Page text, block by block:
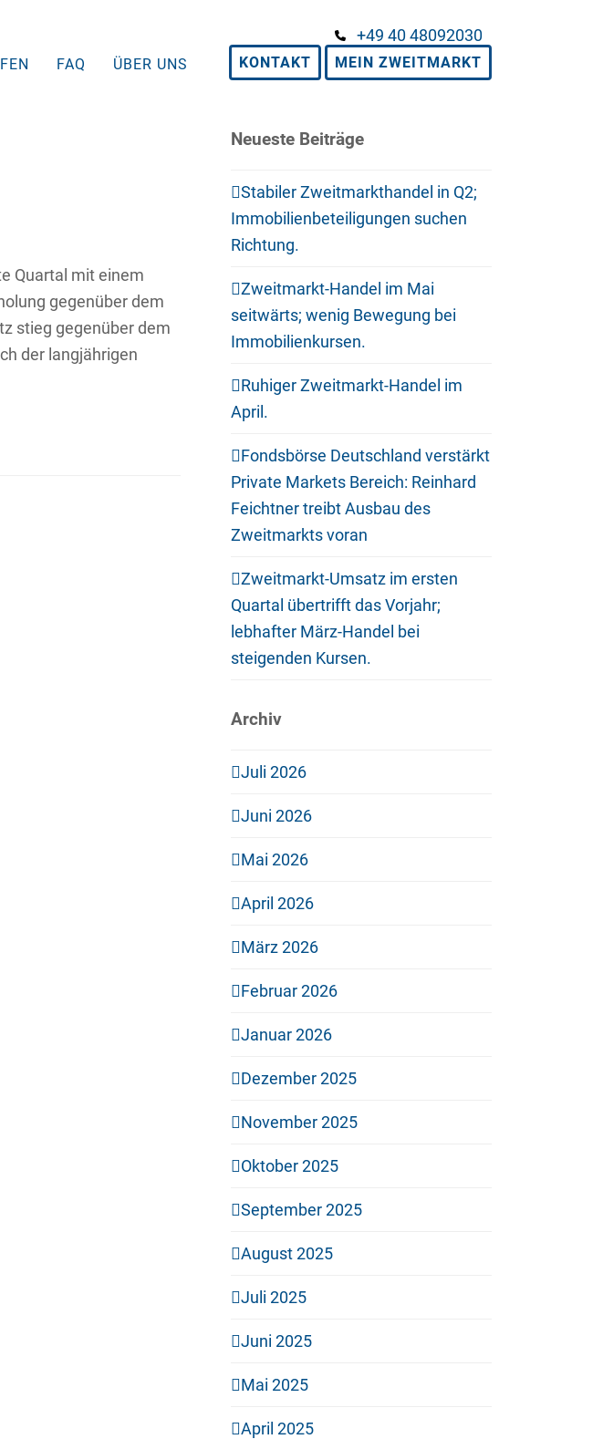
FAQ ÜBER UNS
+49 40 48092030
KONTAKT MEIN ZWEITMARKT
Quartal mit einem
gegenüber dem
stieg gegenüber dem
der langjährigen
Neueste Beiträge
Stabiler Zweitmarkthandel in Q2;
Immobilienbeteiligungen suchen
Richtung.
Zweitmarkt-Handel im Mai
seitwärts; wenig Bewegung bei
Immobilienkursen.
Ruhiger Zweitmarkt-Handel im
April.
Fondsbörse Deutschland verstärkt
Private Markets Bereich: Reinhard
Feichtner treibt Ausbau des
Zweitmarkts voran
Zweitmarkt-Umsatz im ersten
Quartal übertrifft das Vorjahr;
lebhafter März-Handel bei
steigenden Kursen.
Archiv
Juli 2026
Juni 2026
Mai 2026
April 2026
März 2026
Februar 2026
Januar 2026
Dezember 2025
November 2025
Oktober 2025
September 2025
August 2025
Juli 2025
Juni 2025
Mai 2025
April 2025